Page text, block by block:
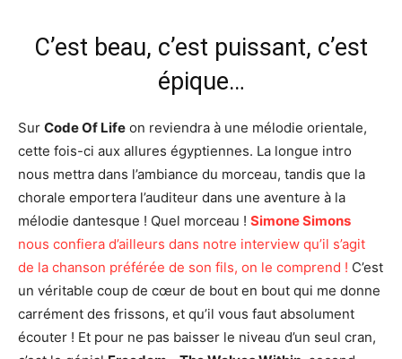
C’est beau, c’est puissant, c’est
épique…
Sur Code Of Life on reviendra à une mélodie orientale,
cette fois-ci aux allures égyptiennes. La longue intro
nous mettra dans l’ambiance du morceau, tandis que la
chorale emportera l’auditeur dans une aventure à la
mélodie dantesque ! Quel morceau ! Simone Simons
nous confiera d’ailleurs dans notre interview qu’il s’agit
de la chanson préférée de son fils, on le comprend ! C’est
un véritable coup de cœur de bout en bout qui me donne
carrément des frissons, et qu’il vous faut absolument
écouter ! Et pour ne pas baisser le niveau d’un seul cran,